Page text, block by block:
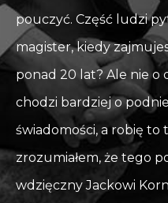
pouczyć. Część ludzi
magister, kiedy
ponad 20 lat? Ale nie o
chodzi bardziej o
świadomości, a robię to
zrozumiałem, że tego
wdzięczny Jackowi